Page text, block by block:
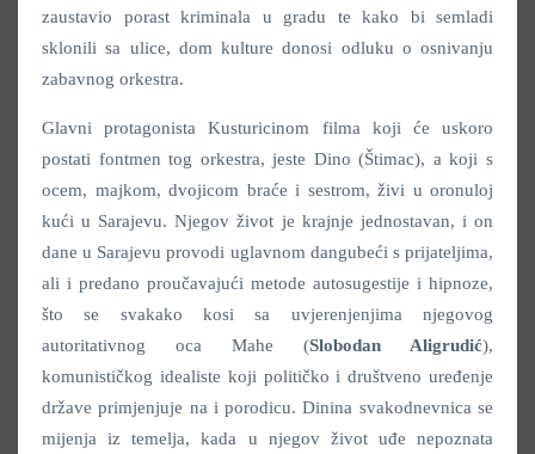
zaustavio porast kriminala u gradu te kako bi semladi
sklonili sa ulice, dom kulture donosi odluku o osnivanju
zabavnog orkestra.
Glavni protagonista Kusturicinom filma koji će uskoro
postati fontmen tog orkestra, jeste Dino (Štimac), a koji s
ocem, majkom, dvojicom braće i sestrom, živi u oronuloj
kući u Sarajevu. Njegov život je krajnje jednostavan, i on
dane u Sarajevu provodi uglavnom dangubeći s prijateljima,
ali i predano proučavajući metode autosugestije i hipnoze,
što se svakako kosi sa uvjerenjenjima njegovog
autoritativnog oca Mahe (Slobodan Aligrudić),
komunističkog idealiste koji političko i društveno uređenje
države primjenjuje na i porodicu. Dinina svakodnevnica se
mijenja iz temelja, kada u njegov život uđe nepoznata